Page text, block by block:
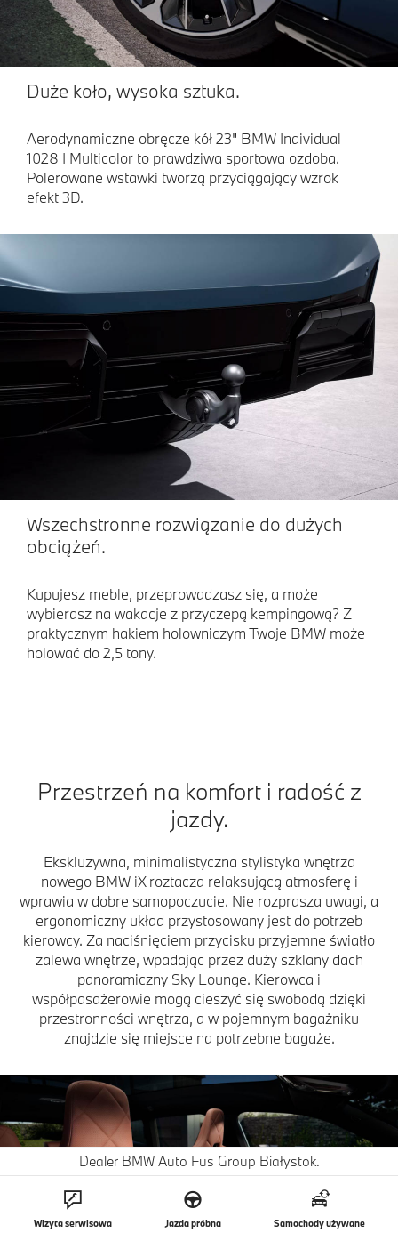
Duże koło, wysoka sztuka.
Aerodynamiczne obręcze kół 23" BMW Individual
1028 I Multicolor to prawdziwa sportowa ozdoba.
Polerowane wstawki tworzą przyciągający wzrok
efekt 3D.
Wszechstronne rozwiązanie do dużych
obciążeń.
Kupujesz meble, przeprowadzasz się, a może
wybierasz na wakacje z przyczepą kempingową? Z
praktycznym hakiem holowniczym Twoje BMW może
holować do 2,5 tony.
Przestrzeń na komfort i radość z
jazdy.
Ekskluzywna, minimalistyczna stylistyka wnętrza
nowego BMW iX roztacza relaksującą atmosferę i
wprawia w dobre samopoczucie. Nie rozprasza uwagi, a
ergonomiczny układ przystosowany jest do potrzeb
kierowcy. Za naciśnięciem przycisku przyjemne światło
zalewa wnętrze, wpadając przez duży szklany dach
panoramiczny Sky Lounge. Kierowca i
współpasażerowie mogą cieszyć się swobodą dzięki
przestronności wnętrza, a w pojemnym bagażniku
znajdzie się miejsce na potrzebne bagaże.
Dealer BMW Auto Fus Group Białystok.
Wizyta serwisowa Jazda próbna Samochody używane